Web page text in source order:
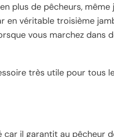
plus de pêcheurs,
en véritable troisième
vous marchez dans
très utile pour tous
car il garantit au pêcheur